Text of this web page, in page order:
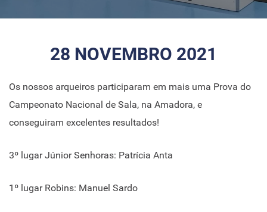
28 NOVEMBRO 2021
Os nossos arqueiros participaram em mais uma Prova do
Campeonato Nacional de Sala, na Amadora, e
conseguiram excelentes resultados!
3º lugar Júnior Senhoras: Patrícia Anta
1º lugar Robins: Manuel Sardo